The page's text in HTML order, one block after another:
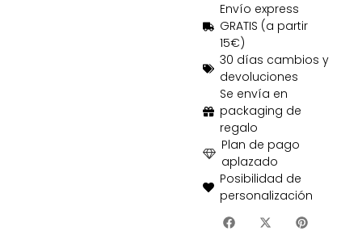
Envío express
GRATIS (a partir
15€)
30 días cambios y
devoluciones
Se envía en
packaging de
regalo
Plan de pago
aplazado
Posibilidad de
personalización